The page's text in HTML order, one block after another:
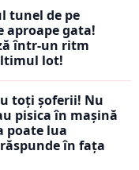
tunel de pe
aproape gata!
într-un ritm
lot!
toți șoferii! Nu
pisica în mașină
poate lua
în fața